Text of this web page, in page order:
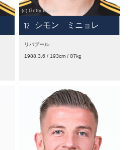
12 シモン ミニョレ
リバプール
1988.3.6 / 193cm / 87kg